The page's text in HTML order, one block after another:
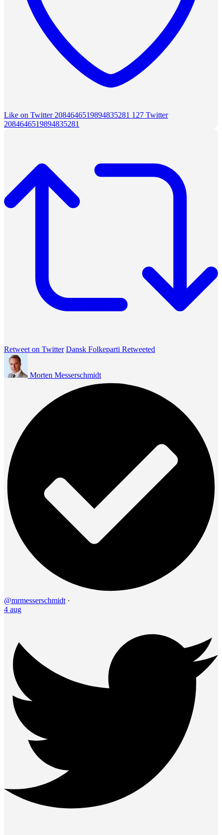
Like on Twitter 2084646519894835281 127 Twitter
2084646519894835281
Retweet on Twitter Dansk Folkeparti Retweeted
Morten Messerschmidt
@mrmesserschmidt ·
4 aug